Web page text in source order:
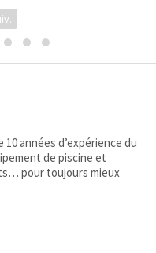
années d’expérience du
de piscine et
pour toujours mieux